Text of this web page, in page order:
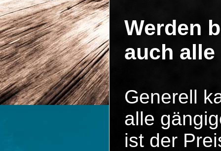
Werden
auch
Generell
alle
ist der